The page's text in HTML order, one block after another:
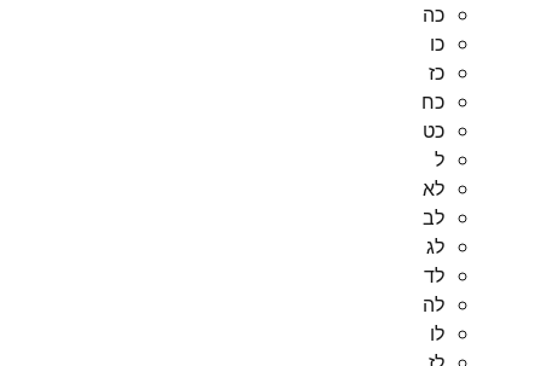
כה
כו
כז
כח
כט
ל
לא
לב
לג
לד
לה
לו